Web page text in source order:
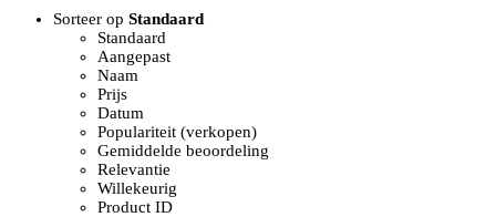
Sorteer op Standaard
Standaard
Aangepast
Naam
Prijs
Datum
Populariteit (verkopen)
Gemiddelde beoordeling
Relevantie
Willekeurig
Product ID